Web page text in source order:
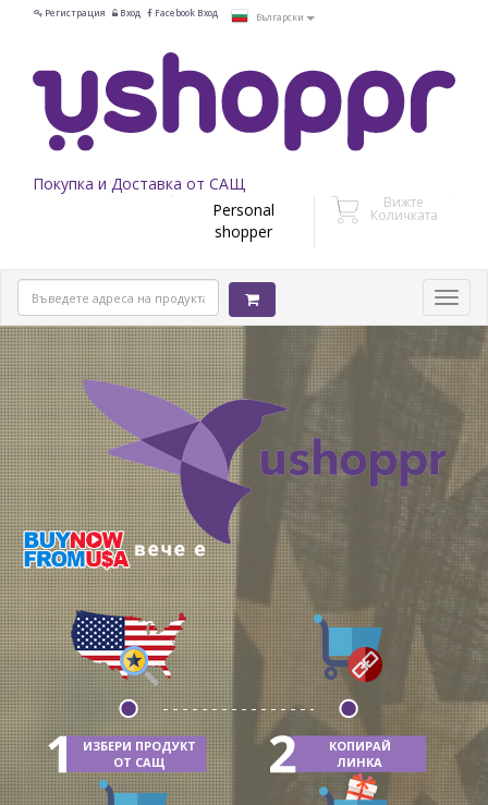
Регистрация Вход Facebook Вход Български
Покупка и Доставка от САЩ
Personal
shopper
Вижте
Количката
ИЗБЕРИ ПРОДУКТ
ОТ САЩ
КОПИРАЙ
ЛИНКА